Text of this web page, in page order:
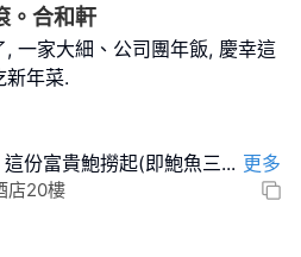
。合和軒
一家大細、公司團年飯, 慶幸這
新年菜.
份富貴鮑撈起(即鮑魚三... 更多
店20樓